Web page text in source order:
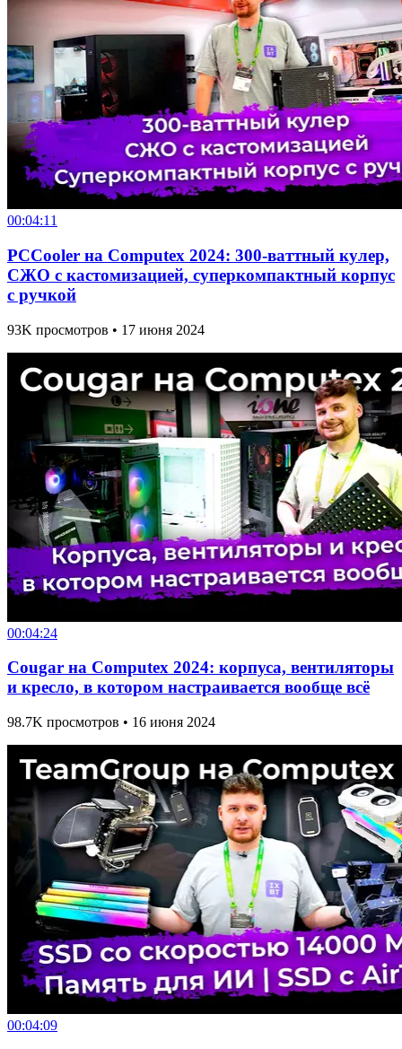
00:04:11
PCCooler на Computex 2024: 300-ваттный кулер,
СЖО с кастомизацией, суперкомпактный корпус
с ручкой
93K просмотров • 17 июня 2024
00:04:24
Cougar на Computex 2024: корпуса, вентиляторы
и кресло, в котором настраивается вообще всё
98.7K просмотров • 16 июня 2024
00:04:09